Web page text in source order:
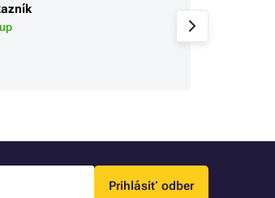
Prihlásiť odber